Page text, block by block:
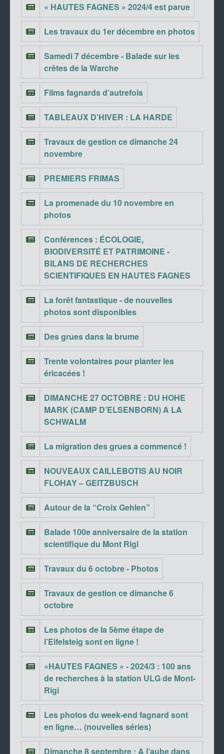
« HAUTES FAGNES » 2024/4 est parue
Les travaux du 1er décembre en photos
Samedi 7 décembre - Balade sur les
crêtes de la Warche
Films fagnards d’autrefois
TABLEAUX D’HIVER : LA HARDE
Travaux de gestion ce dimanche 24
novembre
PREMIERS FRIMAS
La promenade du 10 novembre en
photos
Conférences : ÉCOLOGIE,
BIODIVERSITÉ ET PATRIMOINE -
BILANS DE RECHERCHES
SCIENTIFIQUES EN HAUTES FAGNES
La forêt fantastique - de nouvelles
photos sont disponibles
Des grues dans la brume
Trente volontaires pour planter les
éricacées !
DIMANCHE 27 OCTOBRE : DU HOHE
MARK (CAMP D’ELSENBORN) A LA
SCHWALM
La migration des grues a commencé !
NOUVEAUX CAILLEBOTIS AU NOIR
FLOHAY – GEITZBUSCH
Autour de la “Croix Gehlen”
Balade 100e anniversaire de la station
scientifique du Mont Rigi
Travaux du 6 octobre - Photos
Travaux de gestion ce dimanche 6
octobre
Les photos de la 5ème étape de
l’Eifelsteig sont en ligne !
«HAUTES FAGNES » - 2024/3 : 100 ans
de recherches à la station ULG de Mont-
Rigi
Les photos du week-end fagnard sont
en ligne… (nouvelles séries)
Dimanche 8 septembre : A l’aube dans